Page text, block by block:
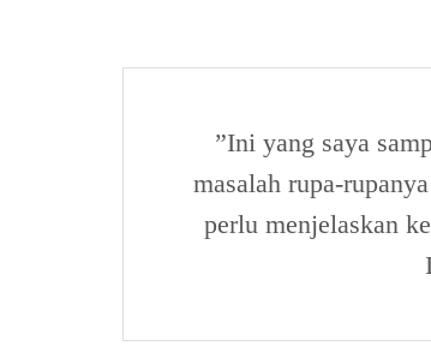
”Ini yang saya
masalah rupa-
perlu menjelaskan